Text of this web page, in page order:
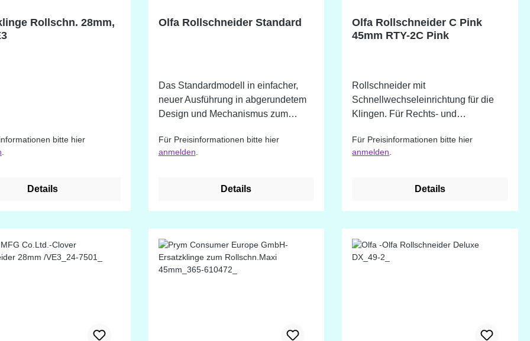
Clover Ersatzklingen.
Rollschn. 28mm,
bitte hier
Details
Olfa Rollschneider Standard
Das Standardmodell in einfacher,
neuer Ausführung in abgerundetem
Design und Mechanismus zum
Rollschneider in gewohnter Olfa-
Qualität.
Für Preisinformationen bitte hier
anmelden
Details
Olfa Rollschneider C Pink
45mm RTY-2C Pink
Rollschneider mit
Schnellwechseleinrichtung für die
Klingen. Für Rechts- und
Für Preisinformationen bitte hier
anmelden
Details